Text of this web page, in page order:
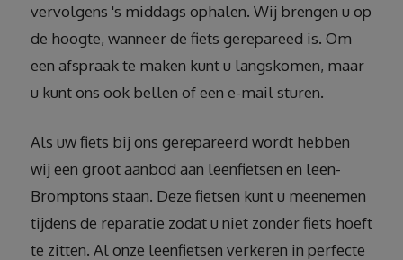
vervolgens 's middags ophalen. Wij brengen u op
de hoogte, wanneer de fiets gerepareed is. Om
een afspraak te maken kunt u langskomen, maar
u kunt ons ook bellen of een e-mail sturen.
Als uw fiets bij ons gerepareerd wordt hebben
wij een groot aanbod aan leenfietsen en leen-
Bromptons staan. Deze fietsen kunt u meenemen
tijdens de reparatie zodat u niet zonder fiets hoeft
te zitten. Al onze leenfietsen verkeren in perfecte